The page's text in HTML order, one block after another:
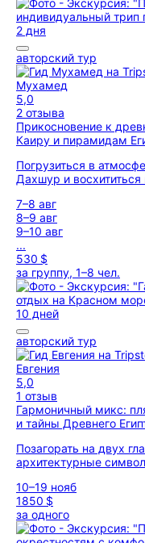
2 дня
авторский тур
Мухамед
5,0
2 отзыва
Прикосновение к
Каиру и пирамидам
Погрузиться в
Дахшур и
7–8 авг
8–9 авг
9–10 авг
...
530 $
за группу, 1–8 чел.
10 дней
авторский тур
Евгения
5,0
1 отзыв
Гармоничный микс:
и тайны Древнего
Позагорать на двух
архитектурные
10–19 нояб
1850 $
за одного